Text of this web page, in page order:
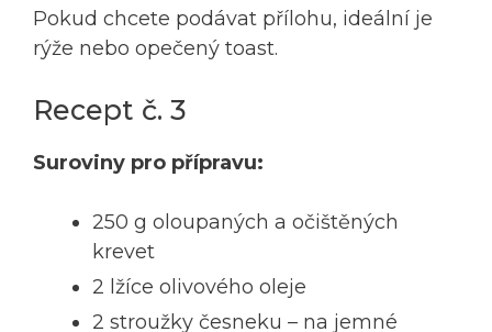
Pokud chcete podávat přílohu, ideální je
rýže nebo opečený toast.
Recept č. 3
Suroviny pro přípravu:
250 g oloupaných a očištěných
krevet
2 lžíce olivového oleje
2 stroužky česneku – na jemné